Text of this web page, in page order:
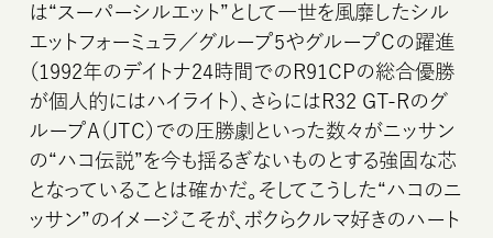
は“スーパーシルエット”として一世を風靡したシル
エットフォーミュラ／グループ5やグループCの躍進
（1992年のデイトナ24時間でのR91CPの総合優勝
が個人的にはハイライト）、さらにはR32 GT-Rのグ
ループA（JTC）での圧勝劇といった数々がニッサン
の“ハコ伝説”を今も揺るぎないものとする強固な芯
となっていることは確かだ。そしてこうした“ハコのニ
ッサン”のイメージこそが、ボクらクルマ好きのハート